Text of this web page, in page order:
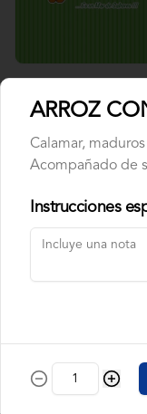
ARROZ
Calamar,
Acompañado de
Instrucciones